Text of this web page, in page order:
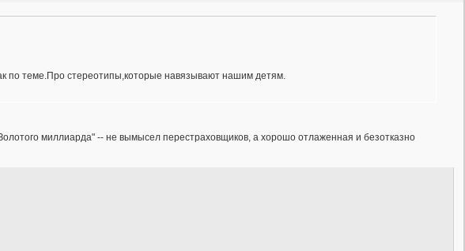
по теме.Про стереотипы,которые навязывают нашим детям.
миллиарда" -- не вымысел перестраховщиков, а хорошо отлаженная и безотказно